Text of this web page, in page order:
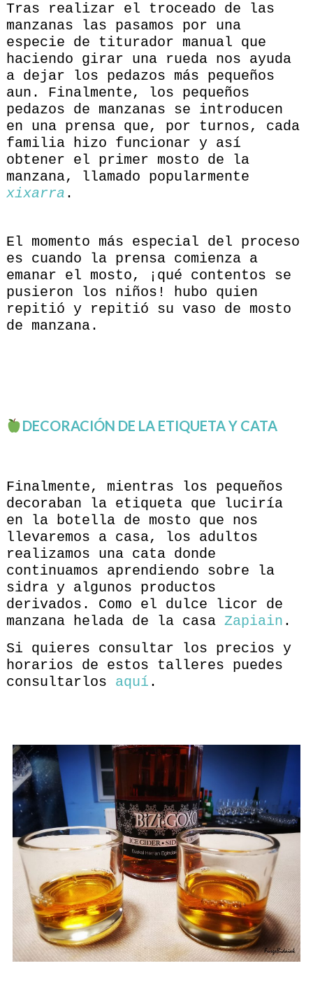
Tras realizar el troceado de las
manzanas las pasamos por una
especie de titurador manual que
haciendo girar una rueda nos ayuda
a dejar los pedazos más pequeños
aun. Finalmente, los pequeños
pedazos de manzanas se introducen
en una prensa que, por turnos, cada
familia hizo funcionar y así
obtener el primer mosto de la
manzana, llamado popularmente
xixarra .
El momento más especial del proceso
es cuando la prensa comienza a
emanar el mosto, ¡qué contentos se
pusieron los niños! hubo quien
repitió y repitió su vaso de mosto
de manzana.
DECORACIÓN DE LA ETIQUETA Y CATA
Finalmente, mientras los pequeños
decoraban la etiqueta que luciría
en la botella de mosto que nos
llevaremos a casa, los adultos
realizamos una cata donde
continuamos aprendiendo sobre la
sidra y algunos productos
derivados. Como el dulce licor de
manzana helada de la casa Zapiain .
Si quieres consultar los precios y
horarios de estos talleres puedes
consultarlos aquí .